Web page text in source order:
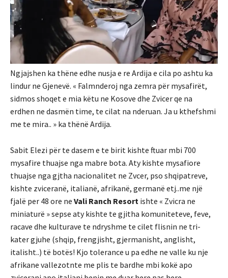
Ngjajshen ka thëne edhe nusja e re Ardija e cila po ashtu ka
lindur ne Gjenevë. « Falmnderoj nga zemra për mysafirët,
sidmos shoqet e mia këtu ne Kosove dhe Zvicer qe na
erdhen ne dasmën time, te cilat na nderuan. Ja u kthefshmi
me te mira.. » ka thënë Ardija.
Sabit Elezi për te dasem e te birit kishte ftuar mbi 700
mysafire thuajse nga mabre bota. Aty kishte mysafiore
thuajse nga gjtha nacionalitet ne Zvcer, pso shqipatreve,
kishte zviceranë, italianë, afrikanë, germanë etj..me një
fjalë per 48 ore ne Vali Ranch Resort ishte « Zvicra ne
miniaturë » sepse aty kishte te gjitha komuniteteve, feve,
racave dhe kulturave te ndryshme te cilet flisnin ne tri-
kater gjuhe (shqip, frengjisht, gjermanisht, anglisht,
italisht..) të botës! Kjo tolerance u pa edhe ne valle ku nje
afrikane vallezotnte me plis te bardhe mbi kokë apo